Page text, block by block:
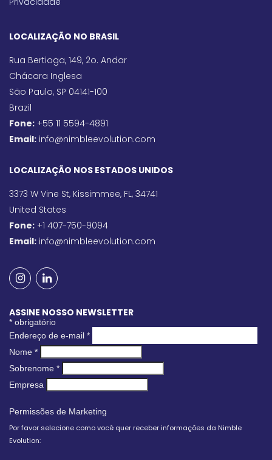
LOCALIZAÇÃO NO BRASIL
Rua Bertioga, 149, 2o. Andar
Chácara Inglesa
São Paulo, SP 04141-100
Brazil
Fone: +55 11 5594-4891
Email: info@nimbleevolution.com
LOCALIZAÇÃO NOS ESTADOS UNIDOS
3373 W Vine St, Kissimmee, FL, 34741
United States
Fone: +1 407-750-9094
Email: info@nimbleevolution.com
ASSINE NOSSO NEWSLETTER
* obrigatório
Endereço de e-mail *
Nome *
Sobrenome *
Empresa
Permissões de Marketing
Por favor selecione como você quer receber informações da Nimble
Evolution: